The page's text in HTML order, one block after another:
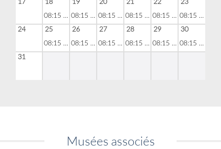
17
18
08:15 - 18:50
19
08:15 - 18:50
20
08:15 - 18:50
21
08:15 - 18:50
22
08:15 - 18:50
23
08:15 - 18:50
24
25
08:15 - 18:50
26
08:15 - 18:50
27
08:15 - 18:50
28
08:15 - 18:50
29
08:15 - 18:50
30
08:15 - 18:50
31
Musées associés